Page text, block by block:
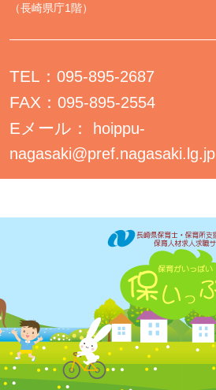
（長崎県庁1階）
TEL： 095-895-2687
FAX： 095-895-2554
Eメール：
hoippu-
nagasaki@pref.nagasaki.lg.jp